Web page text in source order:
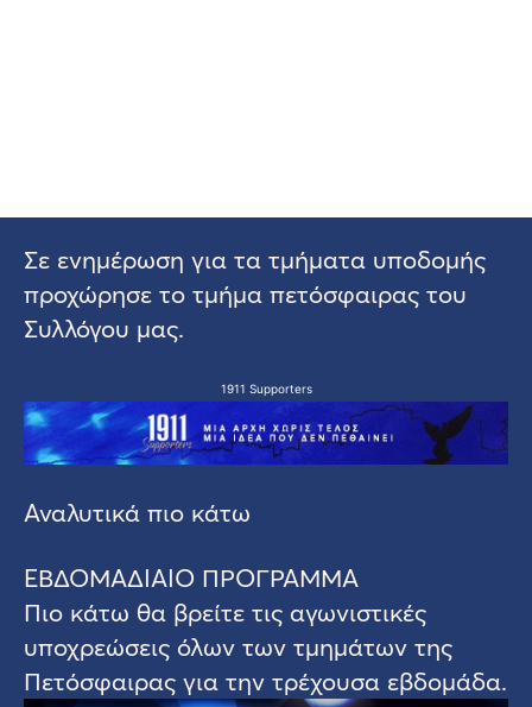
Σε ενημέρωση για τα τμήματα υποδομής
προχώρησε το τμήμα πετόσφαιρας του
Συλλόγου μας.
1911 Supporters
Αναλυτικά πιο κάτω
ΕΒΔΟΜΑΔΙΑΙΟ ΠΡΟΓΡΑΜΜΑ
Πιο κάτω θα βρείτε τις αγωνιστικές
υποχρεώσεις όλων των τμημάτων της
Πετόσφαιρας για την τρέχουσα εβδομάδα.